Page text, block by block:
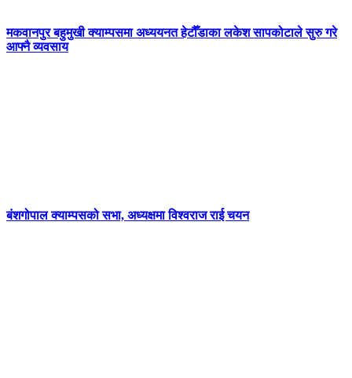
मकवानपुर बहुमुखी क्याम्पसमा अध्ययनत हेटौँडाका लकेश सापकोटाले सुरु गरे
आफ्नै व्यवसाय
बंशगोपाल क्याम्पसको सभा, अध्यक्षमा विश्वराज राई चयन